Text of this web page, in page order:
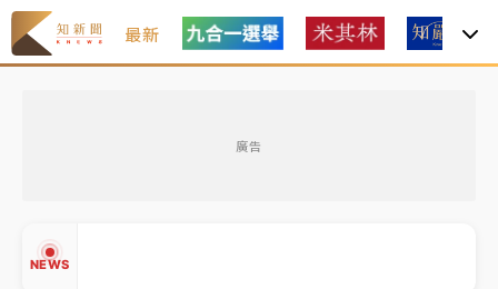
最新
廣告
NEWS
台積電殺35元、台股跌近300點 被動元件、低軌衛星